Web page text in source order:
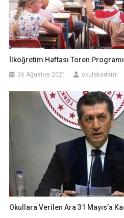
İlköğretim Haftası Tören
26 Ağustos 2021 okulakademi
Okullara Verilen Ara 31 Mayıs’a